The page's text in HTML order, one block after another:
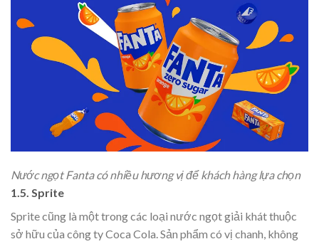
Nước ngọt Fanta có nhiều hương vị để khách hàng lựa chọn
1.5. Sprite
Sprite cũng là một trong các loại nước ngọt giải khát thuộc
sở hữu của công ty Coca Cola. Sản phẩm có vị chanh, không